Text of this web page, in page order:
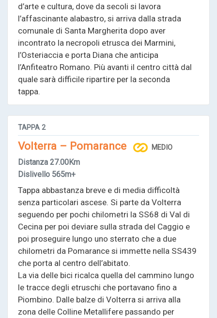
d’arte e cultura, dove da secoli si lavora
l’affascinante alabastro, si arriva dalla strada
comunale di Santa Margherita dopo aver
incontrato la necropoli etrusca dei Marmini,
l’Osteriaccia e porta Diana che anticipa
l’Anfiteatro Romano. Più avanti il centro città dal
quale sarà difficile ripartire per la seconda
tappa.
TAPPA 2
Volterra – Pomarance MEDIO
Distanza 27.00Km
Dislivello 565m+
Tappa abbastanza breve e di media difficoltà
senza particolari ascese. Si parte da Volterra
seguendo per pochi chilometri la SS68 di Val di
Cecina per poi deviare sulla strada del Caggio e
poi proseguire lungo uno sterrato che a due
chilometri da Pomarance si immette nella SS439
che porta al centro dell’abitato.
La via delle bici ricalca quella del cammino lungo
le tracce degli etruschi che portavano fino a
Piombino. Dalle balze di Volterra si arriva alla
zona delle Colline Metallifere passando per